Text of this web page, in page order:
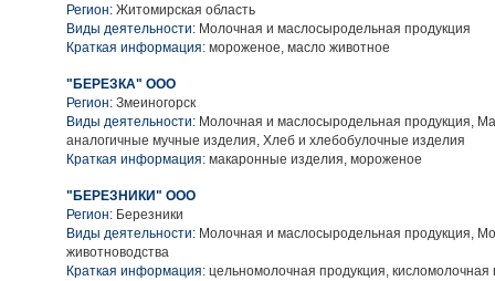
Регион: Житомирская область
Виды деятельности: Молочная и маслосыродельная продукция
Краткая информация: мороженое, масло животное
"БЕРЕЗКА" ООО
Регион: Змеиногорск
Виды деятельности: Молочная и маслосыродельная продукция,
аналогичные мучные изделия, Хлеб и хлебобулочные изделия
Краткая информация: макаронные изделия, мороженое
"БЕРЕЗНИКИ" ООО
Регион: Березники
Виды деятельности: Молочная и маслосыродельная продукция,
животноводства
Краткая информация: цельномолочная продукция, кисломолочная